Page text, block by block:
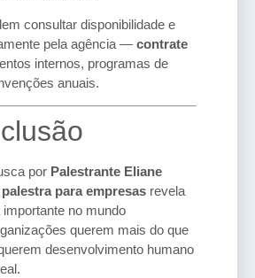
consultar disponibilidade e
pela agência — contrate
internos, programas de
anuais.
por Palestrante Eliane
para empresas revela
no mundo
querem mais do que
desenvolvimento humano